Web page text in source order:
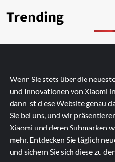
Trending
Wenn Sie stets über die
und Innovationen von Xiaomi
dann ist diese Website genau
Sie bei uns, und wir
Xiaomi und deren Submarken
mehr. Entdecken Sie täglich
und sichern Sie sich diese zu